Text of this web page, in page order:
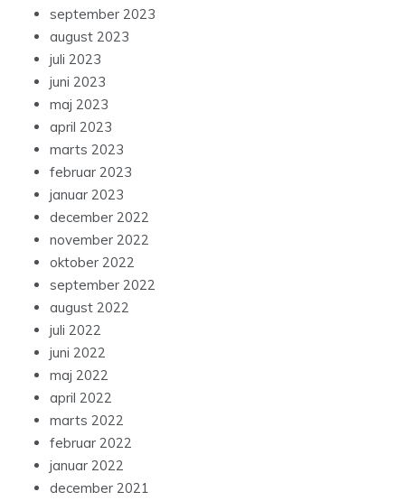
september 2023
august 2023
juli 2023
juni 2023
maj 2023
april 2023
marts 2023
februar 2023
januar 2023
december 2022
november 2022
oktober 2022
september 2022
august 2022
juli 2022
juni 2022
maj 2022
april 2022
marts 2022
februar 2022
januar 2022
december 2021